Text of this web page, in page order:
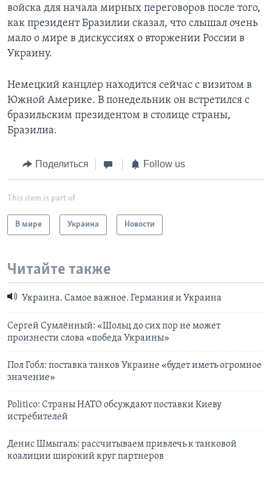
войска для начала мирных переговоров после того,
как президент Бразилии сказал, что слышал очень
мало о мире в дискуссиях о вторжении России в
Украину.
Немецкий канцлер находится сейчас с визитом в
Южной Америке. В понедельник он встретился с
бразильским президентом в столице страны,
Бразилиа.
Поделиться Follow us
This item is part of
В мире Украина Новости
Читайте также
Украина. Самое важное. Германия и Украина
Сергей Сумлённый: «Шольц до сих пор не может
произнести слова «победа Украины»
Пол Гобл: поставка танков Украине «будет иметь огромное
значение»
Politico: Страны НАТО обсуждают поставки Киеву
истребителей
Денис Шмыгаль: рассчитываем привлечь к танковой
коалиции широкий круг партнеров